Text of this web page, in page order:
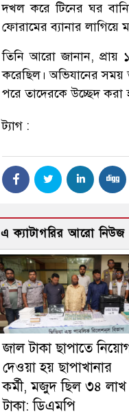
দখল করে টিনের ঘর
ফোরামের ব্যানার লাগিয়ে
তিনি আরো জানান, প্রায়
করেছিল। অভিযানের সময়
পরে তাদেরকে উচ্ছেদ করা
ট্যাগ :
এ ক্যাটাগরির আরো নিউজ
জাল টাকা ছাপাতে
দেওয়া হয় ছাপাখানার
কর্মী, মজুদ ছিল ৩৪ লাখ
টাকা: ডিএমপি